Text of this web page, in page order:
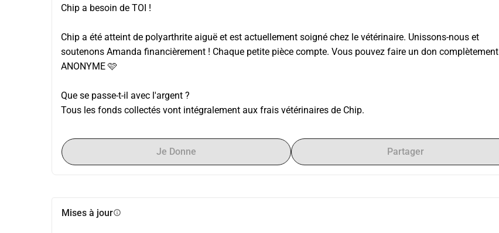
Chip a besoin de TOI !
Chip a été atteint de polyarthrite aiguë et est actuellement soigné chez le vétérinaire. Unissons-nous et
soutenons Amanda financièrement ! Chaque petite pièce compte. Vous pouvez faire un don complètement
ANONYME 🩷
Que se passe-t-il avec l'argent ?
Tous les fonds collectés vont intégralement aux frais vétérinaires de Chip.
Je Donne Partager
Mises à jourinfo